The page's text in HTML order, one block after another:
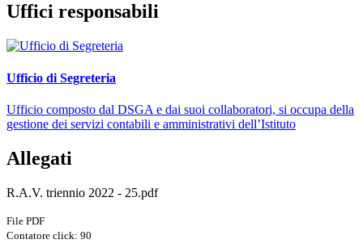
Uffici responsabili
Ufficio di Segreteria
Ufficio composto dal DSGA e dai suoi collaboratori, si occupa della
gestione dei servizi contabili e amministrativi dell’Istituto
Allegati
R.A.V. triennio 2022 - 25.pdf
File PDF
Contatore click: 90